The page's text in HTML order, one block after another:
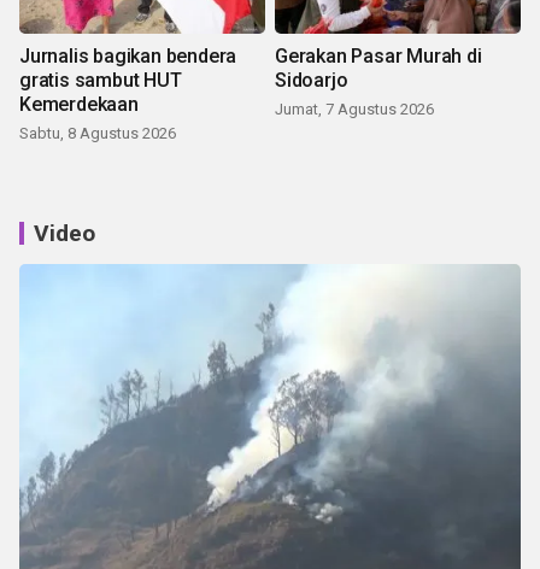
Jurnalis bagikan bendera
gratis sambut HUT
Kemerdekaan
Sabtu, 8 Agustus 2026
Gerakan Pasar Murah di
Sidoarjo
Jumat, 7 Agustus 2026
Video